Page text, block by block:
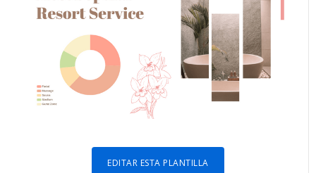
EDITAR ESTA PLANTILLA